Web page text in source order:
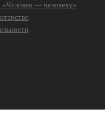
«Человек — человеку»